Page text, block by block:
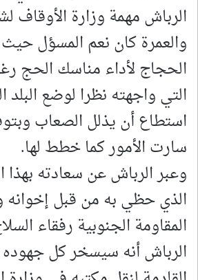
الرباش مهمة وزارة الأوقاف
والعمرة كان نعم المسؤل
الحجاج لأداء مناسك الحج
التي واجهته نظرا لوضع البلد
استطاع أن يذلل الصعاب
سارت الأمور كما خطط لها.
وعبر الرباش عن سعادته بهذا
الذي حظي به من قبل إخوانه
المقاومة الجنوبية رفقاء
الرباش أنه سيسخر كل جهوده